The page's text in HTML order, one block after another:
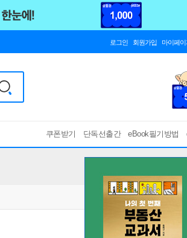
로그인 회원가입 마이페이
쿠폰받기 단독선출간 eBook필기방법